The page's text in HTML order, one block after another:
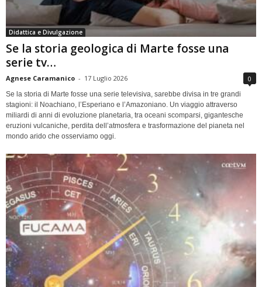
Didattica e Divulgazione
Se la storia geologica di Marte fosse una
serie tv…
Agnese Caramanico - 17 Luglio 2026 0
Se la storia di Marte fosse una serie televisiva, sarebbe divisa in tre grandi
stagioni: il Noachiano, l’Esperiano e l’Amazoniano. Un viaggio attraverso
miliardi di anni di evoluzione planetaria, tra oceani scomparsi, gigantesche
eruzioni vulcaniche, perdita dell’atmosfera e trasformazione del pianeta nel
mondo arido che osserviamo oggi.